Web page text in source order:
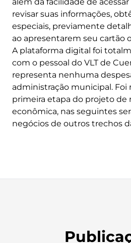
revisar suas informações,
especiais, previamente
ao apresentarem seu cartão
A plataforma digital foi
com o pessoal do VLT de
representa nenhuma
administração municipal. Foi
primeira etapa do projeto de
econômica, nas seguintes
negócios de outros trechos